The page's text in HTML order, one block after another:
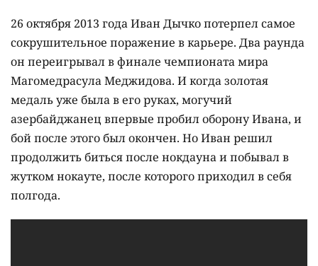
26 октября 2013 года Иван Дычко потерпел самое
сокрушительное поражение в карьере. Два раунда
он переигрывал в финале чемпионата мира
Магомедрасула Меджидова. И когда золотая
медаль уже была в его руках, могучий
азербайджанец впервые пробил оборону Ивана, и
бой после этого был окончен. Но Иван решил
продолжить биться после нокдауна и побывал в
жутком нокауте, после которого приходил в себя
полгода.